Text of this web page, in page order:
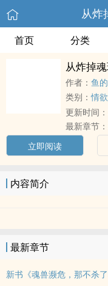
从炸
首页 分类
从炸掉
作者： 鱼
类别：情
更新时间：
最新章节：
立即阅读
内容简介
最新章节
新书《魂兽濒危，那不杀